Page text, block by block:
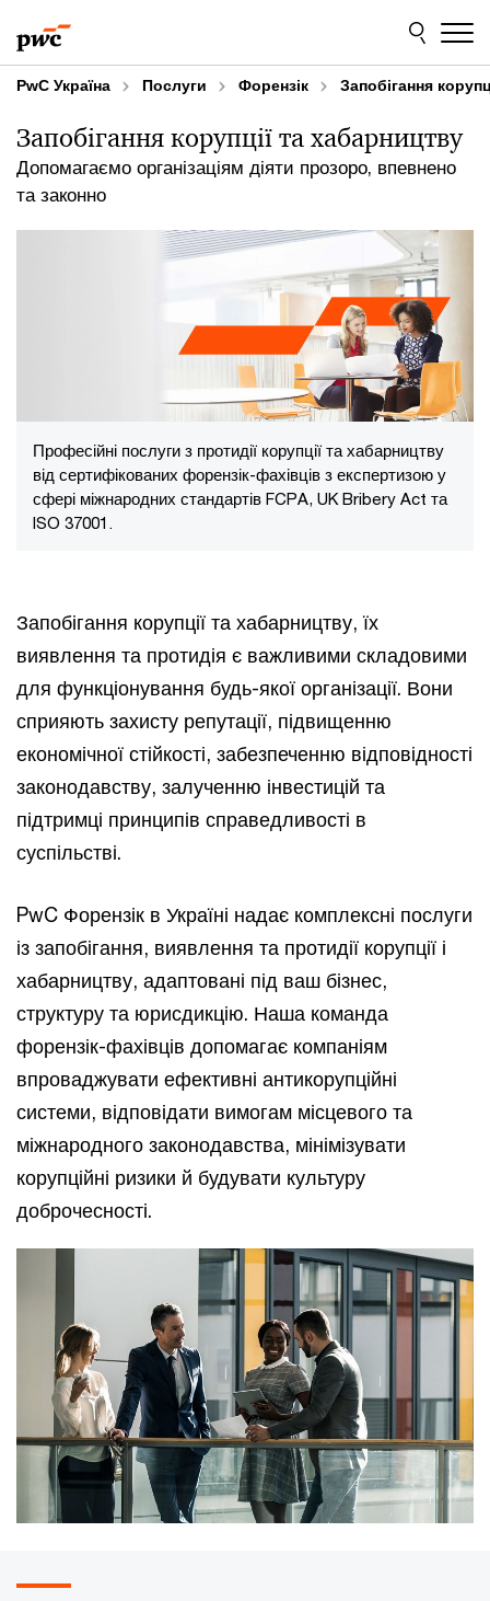
to
content
to
footer
PwC Україна Послуги Форензік Запобігання
Допомагаємо організаціям діяти прозоро, впевнено
та законно
Запобігання корупції та хабарництву
Професійні послуги з протидії корупції та хабарництву
від сертифікованих форензік-фахівців з експертизою у
сфері міжнародних стандартів FCPA, UK Bribery Act та
ISO 37001.
Запобігання корупції та хабарництву, їх
виявлення та протидія є важливими складовими
для функціонування будь-якої організації. Вони
сприяють захисту репутації, підвищенню
економічної стійкості, забезпеченню відповідності
законодавству, залученню інвестицій та
підтримці принципів справедливості в
суспільстві.
PwC Форензік в Україні надає комплексні послуги
із запобігання, виявлення та протидії корупції і
хабарництву, адаптовані під ваш бізнес,
структуру та юрисдикцію. Наша команда
форензік-фахівців допомагає компаніям
впроваджувати ефективні антикорупційні
системи, відповідати вимогам місцевого та
міжнародного законодавства, мінімізувати
корупційні ризики й будувати культуру
доброчесності.